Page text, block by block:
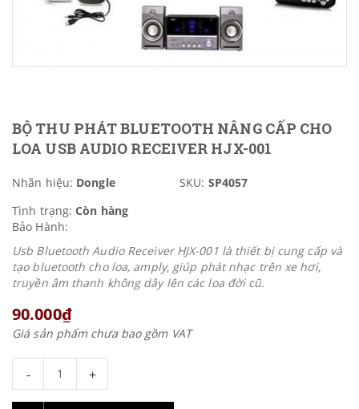
BỘ THU PHÁT BLUETOOTH NÂNG CẤP CHO
LOA USB AUDIO RECEIVER HJX-001
Nhãn hiệu: Dongle SKU: SP4057
Tình trạng: Còn hàng
Bảo Hành:
Usb Bluetooth Audio Receiver HJX-001 là thiết bị cung cấp và
tạo bluetooth cho loa, amply, giúp phát nhạc trên xe hơi,
truyền âm thanh không dây lên các loa đời cũ.
90.000₫
Giá sản phẩm chưa bao gồm VAT
- +